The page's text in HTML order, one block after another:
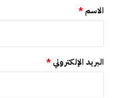
*
الاسم*
البريد الإلكتروني*